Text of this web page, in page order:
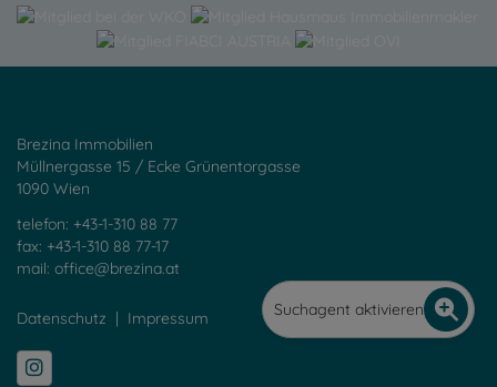
Brezina Immobilien
Müllnergasse 15 / Ecke Grünentorgasse
1090 Wien
telefon: +43-1-310 88 77
fax: +43-1-310 88 77-17
mail: office@brezina.at
Datenschutz | Impressum Suchagent aktivieren